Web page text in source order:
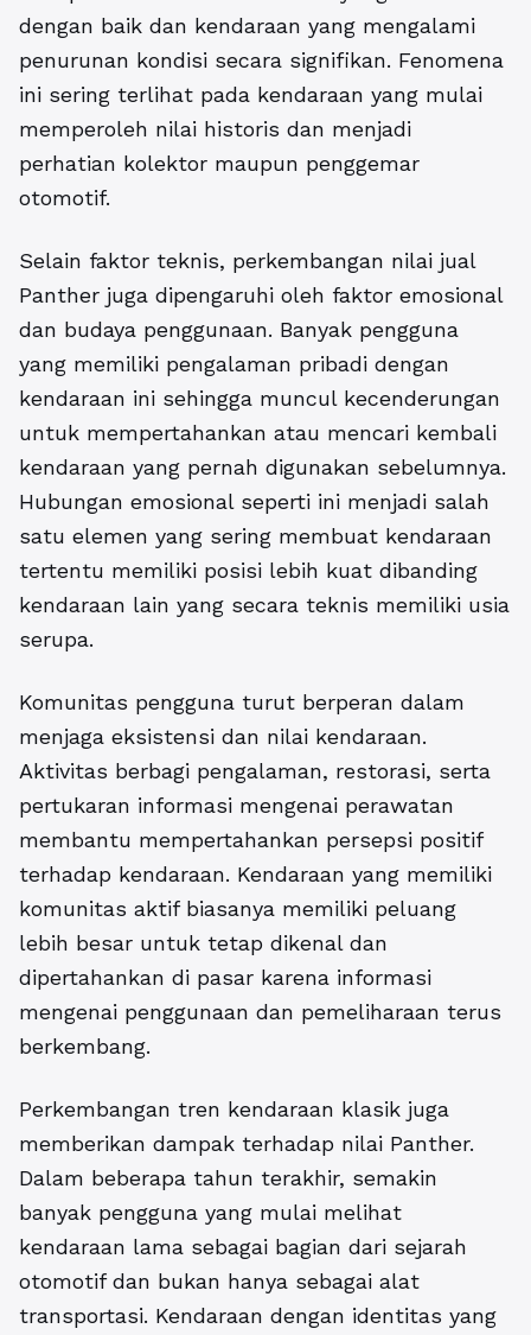
dengan baik dan kendaraan yang mengalami
penurunan kondisi secara signifikan. Fenomena
ini sering terlihat pada kendaraan yang mulai
memperoleh nilai historis dan menjadi
perhatian kolektor maupun penggemar
otomotif.
Selain faktor teknis, perkembangan nilai jual
Panther juga dipengaruhi oleh faktor emosional
dan budaya penggunaan. Banyak pengguna
yang memiliki pengalaman pribadi dengan
kendaraan ini sehingga muncul kecenderungan
untuk mempertahankan atau mencari kembali
kendaraan yang pernah digunakan sebelumnya.
Hubungan emosional seperti ini menjadi salah
satu elemen yang sering membuat kendaraan
tertentu memiliki posisi lebih kuat dibanding
kendaraan lain yang secara teknis memiliki usia
serupa.
Komunitas pengguna turut berperan dalam
menjaga eksistensi dan nilai kendaraan.
Aktivitas berbagi pengalaman, restorasi, serta
pertukaran informasi mengenai perawatan
membantu mempertahankan persepsi positif
terhadap kendaraan. Kendaraan yang memiliki
komunitas aktif biasanya memiliki peluang
lebih besar untuk tetap dikenal dan
dipertahankan di pasar karena informasi
mengenai penggunaan dan pemeliharaan terus
berkembang.
Perkembangan tren kendaraan klasik juga
memberikan dampak terhadap nilai Panther.
Dalam beberapa tahun terakhir, semakin
banyak pengguna yang mulai melihat
kendaraan lama sebagai bagian dari sejarah
otomotif dan bukan hanya sebagai alat
transportasi. Kendaraan dengan identitas yang